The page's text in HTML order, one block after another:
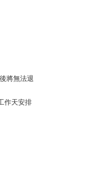
將無法退
作天安排